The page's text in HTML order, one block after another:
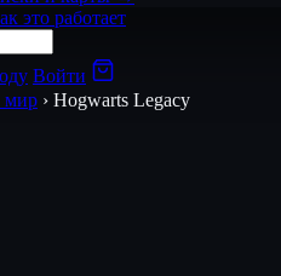
это работает
Войти
мир › Hogwarts Legacy